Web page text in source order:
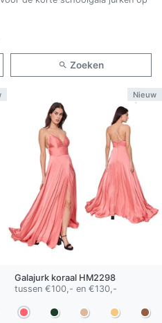
Zoeken
Nieuw
Galajurk koraalHM2298
tussen €100,- en €130,-